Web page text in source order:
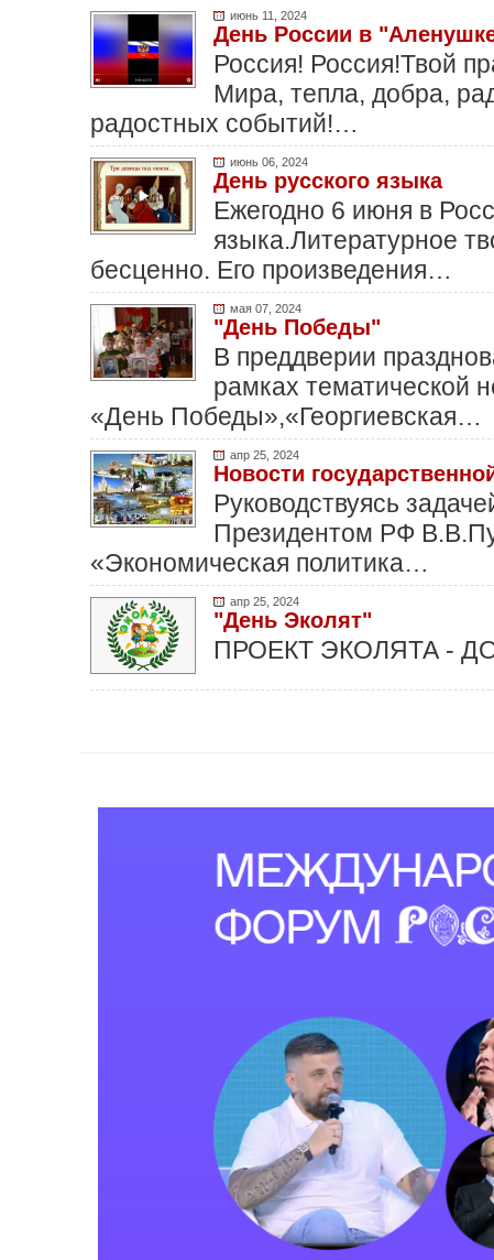
июнь 11, 2024
День России в
Россия! Россия!Твой
Мира, тепла, добра,
радостных событий!…
июнь 06, 2024
День русского языка
Ежегодно 6 июня в
языка.Литературное
бесценно. Его произведения…
мая 07, 2024
"День Победы"
В преддверии
рамках тематической
«День Победы»,«Георгиевская…
апр 25, 2024
Новости
Руководствуясь
Президентом РФ
«Экономическая политика…
апр 25, 2024
"День Эколят"
ПРОЕКТ ЭКОЛЯТА -